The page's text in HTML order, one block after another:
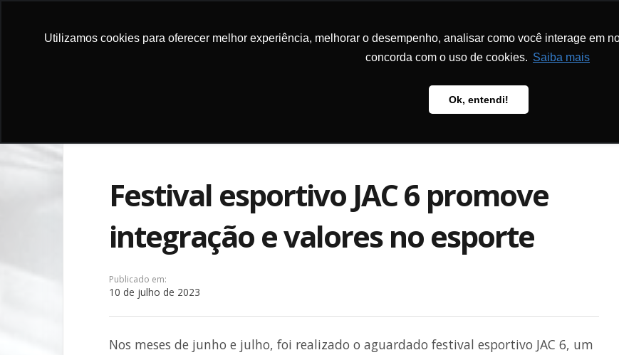
Utilizamos cookies para oferecer melhor experiência, melhorar o desempenho, analisar como você interage em
concorda com o uso de cookies. Saiba mais
Ok, entendi!
PROGRAMAS E PROJETOS METODOLOGIA
Festival esportivo JAC 6 promove
integração e valores no esporte
Publicado em:
10 de julho de 2023
Nos meses de junho e julho, foi realizado o aguardado festival esportivo JAC 6, um